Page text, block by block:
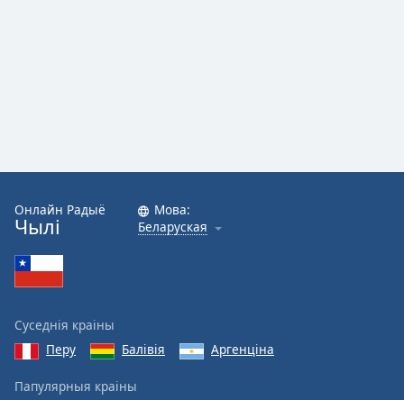
Онлайн Радыё
Чылі
Мова:
Беларуская
Суседнія краіны
Перу
Балівія Аргенціна
Папулярныя краіны